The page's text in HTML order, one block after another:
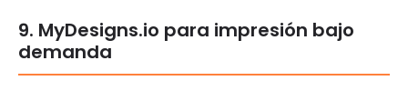
9. MyDesigns.io para impresión bajo
demanda